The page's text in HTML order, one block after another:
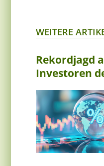
WEITERE
Rekordjagd
Investoren